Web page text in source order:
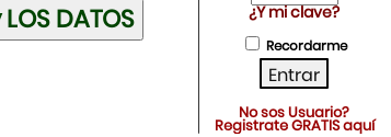
¿Y mi clave?
Recordarme
No sos Usuario?
Registrate GRATIS aquí